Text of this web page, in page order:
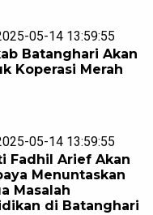
05-14 13:59:55
Batanghari Akan
Koperasi Merah
05-14 13:59:55
Fadhil Arief Akan
Menuntaskan
Masalah
di Batanghari